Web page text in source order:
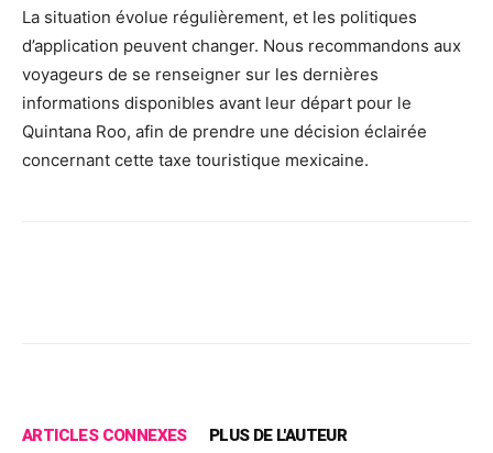
La situation évolue régulièrement, et les politiques
d’application peuvent changer. Nous recommandons aux
voyageurs de se renseigner sur les dernières
informations disponibles avant leur départ pour le
Quintana Roo, afin de prendre une décision éclairée
concernant cette taxe touristique mexicaine.
ARTICLES CONNEXES PLUS DE L'AUTEUR